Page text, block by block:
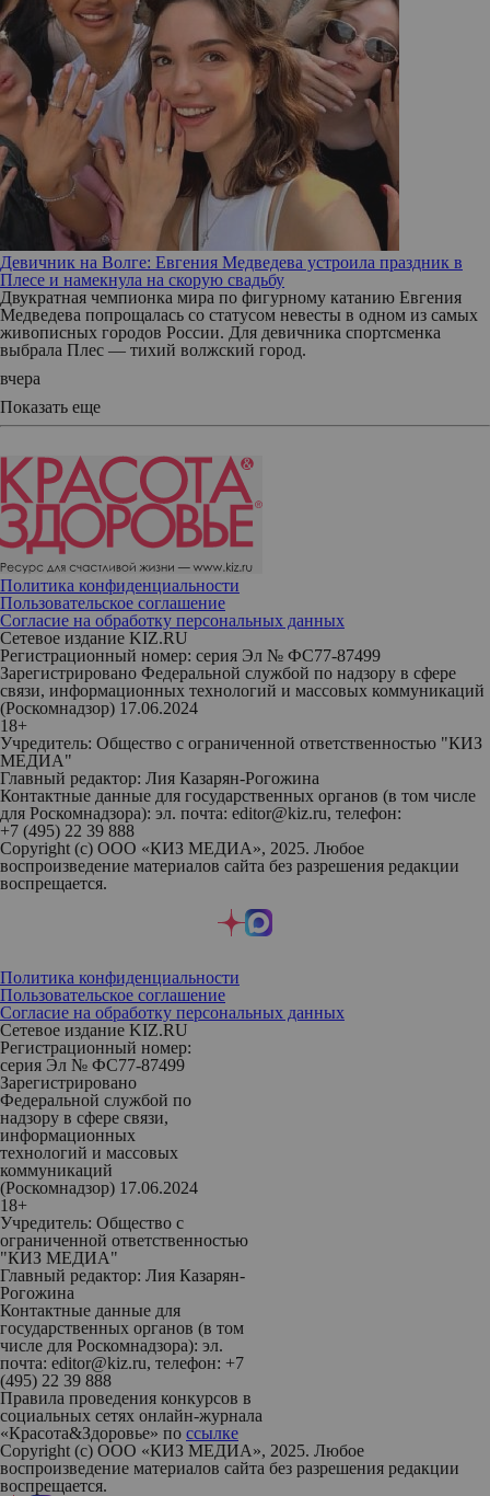
Девичник на Волге: Евгения Медведева устроила праздник в
Плесе и намекнула на скорую свадьбу
Двукратная чемпионка мира по фигурному катанию Евгения
Медведева попрощалась со статусом невесты в одном из самых
живописных городов России. Для девичника спортсменка
выбрала Плес — тихий волжский город.
вчера
Показать еще
Политика конфиденциальности
Пользовательское соглашение
Согласие на обработку персональных данных
Сетевое издание KIZ.RU
Регистрационный номер: серия Эл № ФС77-87499
Зарегистрировано Федеральной службой по надзору в сфере
связи, информационных технологий и массовых коммуникаций
(Роскомнадзор) 17.06.2024
18+
Учредитель: Общество с ограниченной ответственностью "КИЗ
МЕДИА"
Главный редактор: Лия Казарян-Рогожина
Контактные данные для государственных органов (в том числе
для Роскомнадзора): эл. почта: editor@kiz.ru, телефон:
+7 (495) 22 39 888
Copyright (с) ООО «КИЗ МЕДИА», 2025. Любое
воспроизведение материалов сайта без разрешения редакции
воспрещается.
Политика конфиденциальности
Пользовательское соглашение
Согласие на обработку персональных данных
Сетевое издание KIZ.RU
Регистрационный номер:
серия Эл № ФС77-87499
Зарегистрировано
Федеральной службой по
надзору в сфере связи,
информационных
технологий и массовых
коммуникаций
(Роскомнадзор) 17.06.2024
18+
Учредитель: Общество с
ограниченной ответственностью
"КИЗ МЕДИА"
Главный редактор: Лия Казарян-
Рогожина
Контактные данные для
государственных органов (в том
числе для Роскомнадзора): эл.
почта: editor@kiz.ru, телефон: +7
(495) 22 39 888
Правила проведения конкурсов в
социальных сетях онлайн-журнала
«Красота&Здоровье» по ссылке
Copyright (с) ООО «КИЗ МЕДИА», 2025. Любое
воспроизведение материалов сайта без разрешения редакции
воспрещается.